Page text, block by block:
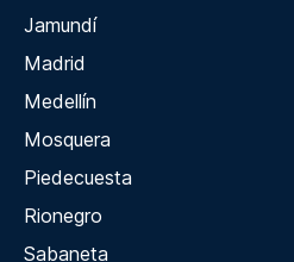
Jamundí
Madrid
Medellín
Mosquera
Piedecuesta
Rionegro
Sabaneta